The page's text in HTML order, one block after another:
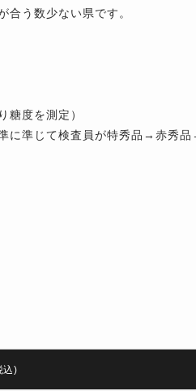
合う数少ない県です。
糖度を測定）
に準じて検査員が特秀品→赤
込)